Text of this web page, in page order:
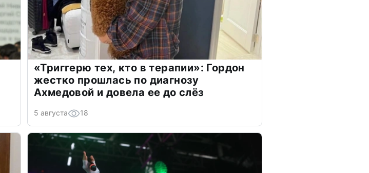
«Триггерю тех, кто в терапии»: Гордон
жестко прошлась по диагнозу
Ахмедовой и довела ее до слёз
5 августа 18